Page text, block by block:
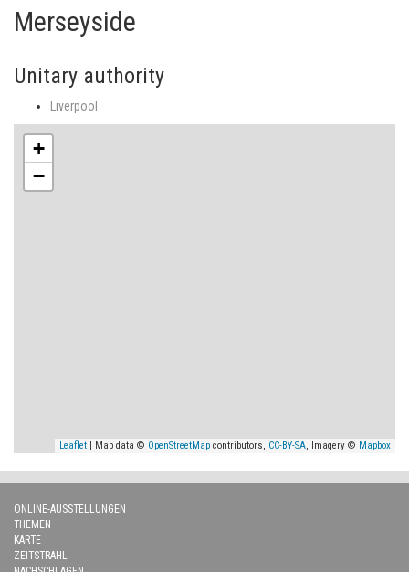
Merseyside
Unitary authority
Liverpool
+
−
Leaflet | Map data © OpenStreetMap contributors, CC-BY-SA, Imagery © Mapbox
ONLINE-AUSSTELLUNGEN
THEMEN
KARTE
ZEITSTRAHL